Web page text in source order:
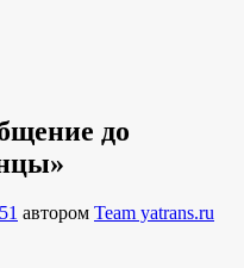
до
автором Team yatrans.ru